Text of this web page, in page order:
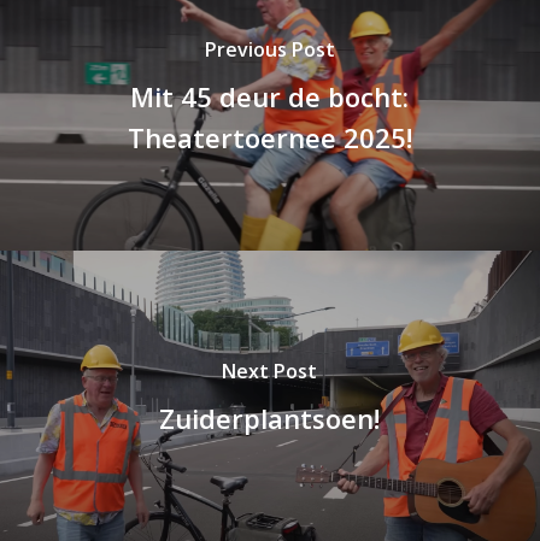
Previous Post
Mit 45 deur de bocht:
Theatertoernee 2025!
Next Post
Zuiderplantsoen!